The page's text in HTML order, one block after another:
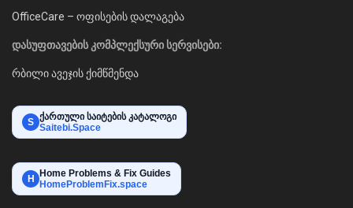
OfficeCare – ოფისების დალაგება
დასუფთავების კომპლექსური სერვისები:
რბილი ავეჯის ქიმწმენდა
S ქართული საიტების კატალოგი
Saitebi.Space
H Home Problems & Fix Guides
HomeProblemFix.space